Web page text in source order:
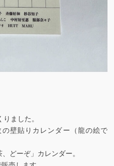
ました。
壁貼りカレンダー（龍の絵で
どーぞ」カレンダー。